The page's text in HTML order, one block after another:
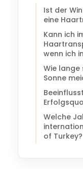
Ist der
eine
Kann ich
wenn ich
Wie lange
Sonne
Welche
of Turkey?